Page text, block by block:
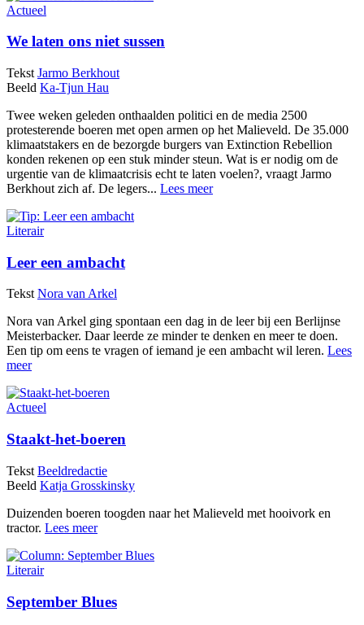
Actueel
We laten ons niet sussen
Tekst Jarmo Berkhout
Beeld Ka-Tjun Hau
Twee weken geleden onthaalden politici en de media 2500
protesterende boeren met open armen op het Malieveld. De 35.000
klimaatstakers en de bezorgde burgers van Extinction Rebellion
konden rekenen op een stuk minder steun. Wat is er nodig om de
urgentie van de klimaatcrisis echt te laten voelen?, vraagt Jarmo
Berkhout zich af. De legers... Lees meer
Literair
Leer een ambacht
Tekst Nora van Arkel
Nora van Arkel ging spontaan een dag in de leer bij een Berlijnse
Meisterbacker. Daar leerde ze minder te denken en meer te doen.
Een tip om eens te vragen of iemand je een ambacht wil leren. Lees
meer
Actueel
Staakt-het-boeren
Tekst Beeldredactie
Beeld Katja Grosskinsky
Duizenden boeren toogden naar het Malieveld met hooivork en
tractor. Lees meer
Literair
September Blues